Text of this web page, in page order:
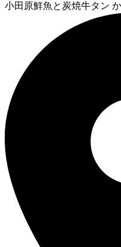
小田原鮮魚と炭焼牛タン